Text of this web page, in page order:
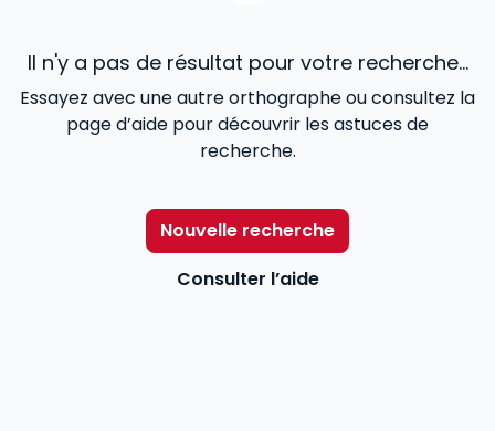
temps réel, des exemples de bonnes pratiques…
Il n'y a pas de résultat pour votre recherche...
Essayez avec une autre orthographe ou consultez la
page d’aide pour découvrir les astuces de
recherche.
Nouvelle recherche
Consulter l’aide